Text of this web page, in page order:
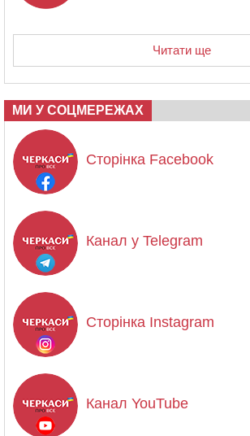
Читати ще
МИ У СОЦМЕРЕЖАХ
Сторінка Facebook
Канал у Telegram
Сторінка Instagram
Канал YouTube